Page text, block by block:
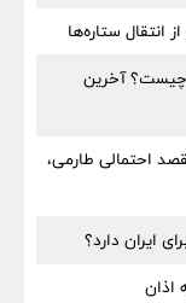
انتقال ستاره‌ها
چیست؟ آخرین
احتمالی طارمی،
ایران دارد؟
اذان